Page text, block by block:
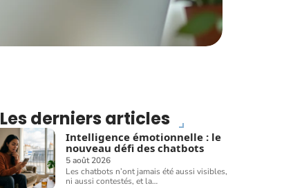
Les derniers articles
Intelligence émotionnelle : le
nouveau défi des chatbots
5 août 2026
Les chatbots n’ont jamais été aussi visibles,
ni aussi contestés, et la…